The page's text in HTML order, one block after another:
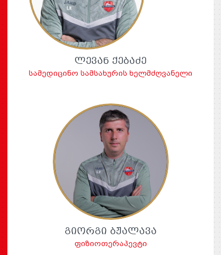
ᲚᲔᲕᲐᲜ ᲥᲔᲑᲐᲫᲔ
სამედიცინო სამსახურის ხელმძღვანელი
ᲒᲘᲝᲠᲒᲘ ᲑᲟᲐᲚᲐᲕᲐ
ფიზიოთერაპევტი